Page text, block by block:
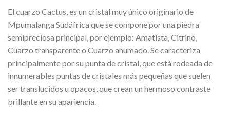
El cuarzo Cactus, es un cristal muy único originario de
Mpumalanga Sudáfrica que se compone por una piedra
semipreciosa principal, por ejemplo: Amatista, Citrino,
Cuarzo transparente o Cuarzo ahumado. Se caracteriza
principalmente por su punta de cristal, que está rodeada de
innumerables puntas de cristales más pequeñas que suelen
ser translucidos u opacos, que crean un hermoso contraste
brillante en su apariencia.